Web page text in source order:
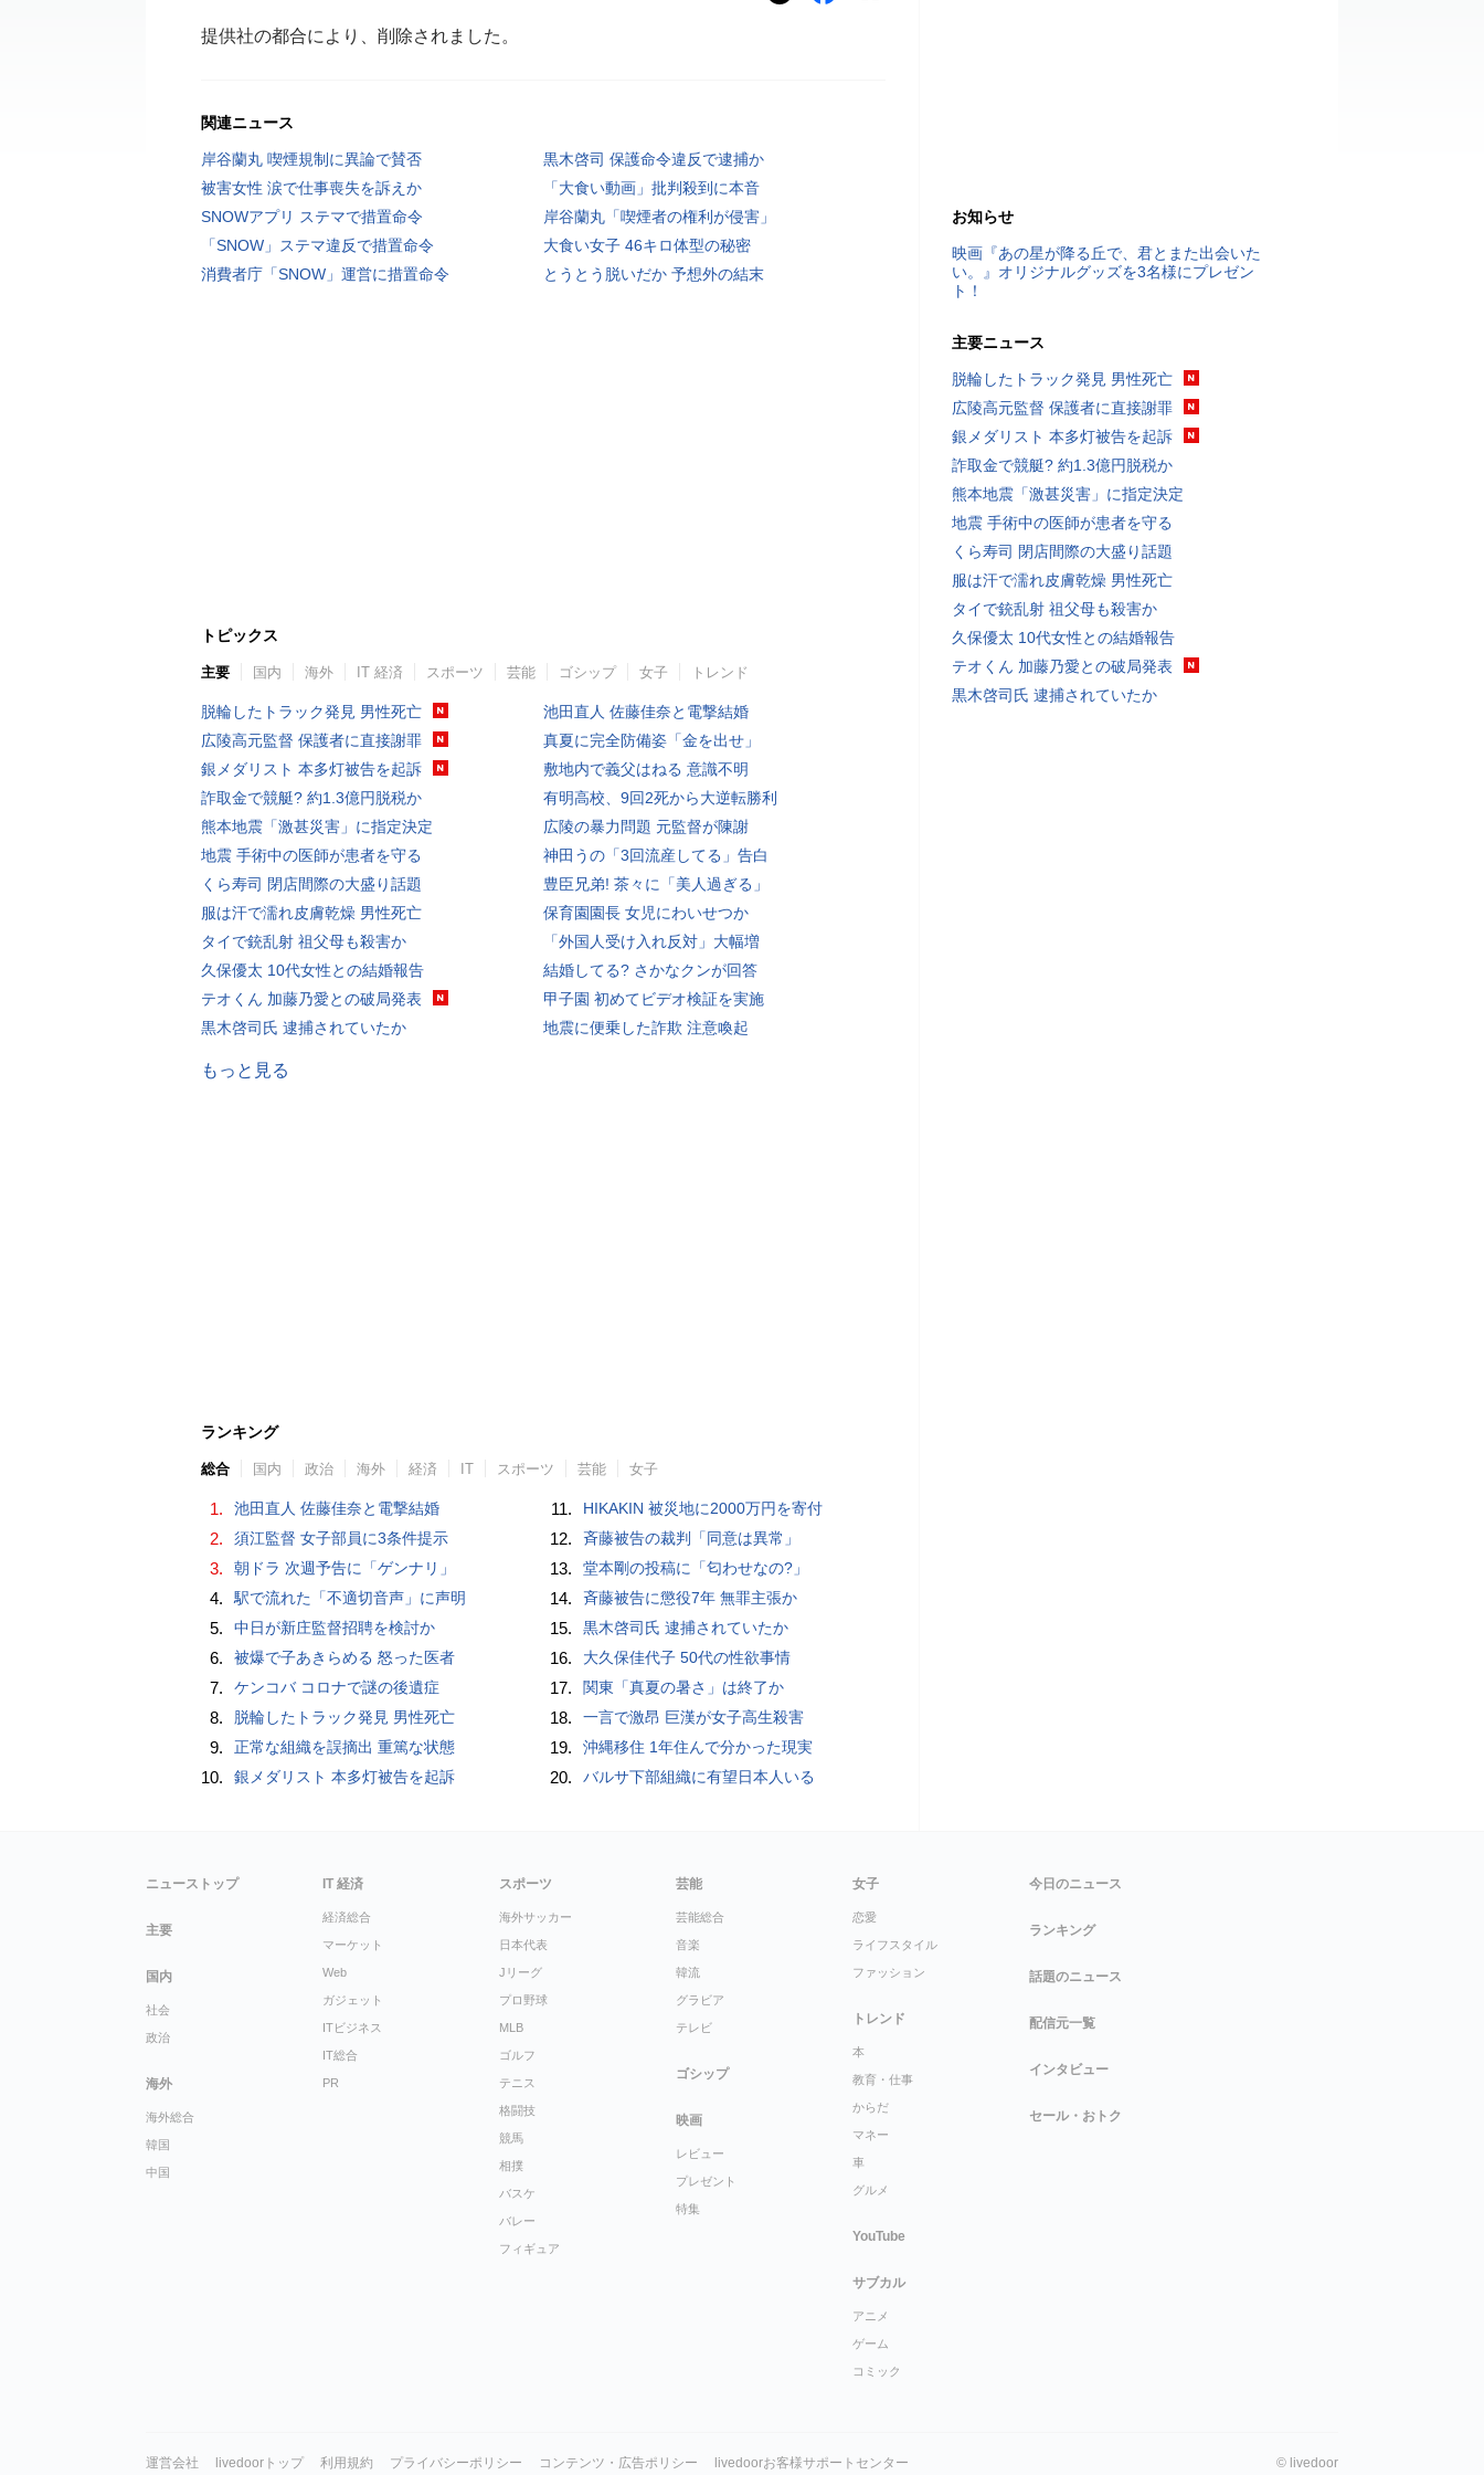
提供社の都合により、削除されました。
関連ニュース
岸谷蘭丸 喫煙規制に異論で賛否
黒木啓司 保護命令違反で逮捕か
被害女性 涙で仕事喪失を訴えか
「大食い動画」批判殺到に本音
SNOWアプリ ステマで措置命令
岸谷蘭丸「喫煙者の権利が侵害」
「SNOW」ステマ違反で措置命令
大食い女子 46キロ体型の秘密
消費者庁「SNOW」運営に措置命令
とうとう脱いだか 予想外の結末
トピックス
主要 国内 海外 IT 経済 スポーツ 芸能 ゴシップ 女子 トレンド
脱輪したトラック発見 男性死亡
広陵高元監督 保護者に直接謝罪
銀メダリスト 本多灯被告を起訴
詐取金で競艇? 約1.3億円脱税か
熊本地震「激甚災害」に指定決定
地震 手術中の医師が患者を守る
くら寿司 閉店間際の大盛り話題
服は汗で濡れ皮膚乾燥 男性死亡
タイで銃乱射 祖父母も殺害か
久保優太 10代女性との結婚報告
テオくん 加藤乃愛との破局発表
黒木啓司氏 逮捕されていたか
池田直人 佐藤佳奈と電撃結婚
真夏に完全防備姿「金を出せ」
敷地内で義父はねる 意識不明
有明高校、9回2死から大逆転勝利
広陵の暴力問題 元監督が陳謝
神田うの「3回流産してる」告白
豊臣兄弟! 茶々に「美人過ぎる」
保育園園長 女児にわいせつか
「外国人受け入れ反対」大幅増
結婚してる? さかなクンが回答
甲子園 初めてビデオ検証を実施
地震に便乗した詐欺 注意喚起
もっと見る
ランキング
総合 国内 政治 海外 経済 IT スポーツ 芸能 女子
1. 池田直人 佐藤佳奈と電撃結婚
2. 須江監督 女子部員に3条件提示
3. 朝ドラ 次週予告に「ゲンナリ」
4. 駅で流れた「不適切音声」に声明
5. 中日が新庄監督招聘を検討か
6. 被爆で子あきらめる 怒った医者
7. ケンコバ コロナで謎の後遺症
8. 脱輪したトラック発見 男性死亡
9. 正常な組織を誤摘出 重篤な状態
10. 銀メダリスト 本多灯被告を起訴
11. HIKAKIN 被災地に2000万円を寄付
12. 斉藤被告の裁判「同意は異常」
13. 堂本剛の投稿に「匂わせなの?」
14. 斉藤被告に懲役7年 無罪主張か
15. 黒木啓司氏 逮捕されていたか
16. 大久保佳代子 50代の性欲事情
17. 関東「真夏の暑さ」は終了か
18. 一言で激昂 巨漢が女子高生殺害
19. 沖縄移住 1年住んで分かった現実
20. バルサ下部組織に有望日本人いる
お知らせ
映画『あの星が降る丘で、君とまた出会いた
い。』オリジナルグッズを3名様にプレゼン
ト！
主要ニュース
脱輪したトラック発見 男性死亡
広陵高元監督 保護者に直接謝罪
銀メダリスト 本多灯被告を起訴
詐取金で競艇? 約1.3億円脱税か
熊本地震「激甚災害」に指定決定
地震 手術中の医師が患者を守る
くら寿司 閉店間際の大盛り話題
服は汗で濡れ皮膚乾燥 男性死亡
タイで銃乱射 祖父母も殺害か
久保優太 10代女性との結婚報告
テオくん 加藤乃愛との破局発表
黒木啓司氏 逮捕されていたか
ニューストップ
主要
国内
社会
政治
海外
海外総合
韓国
中国
IT 経済
経済総合
マーケット
Web
ガジェット
ITビジネス
IT総合
PR
スポーツ
海外サッカー
日本代表
Jリーグ
プロ野球
MLB
ゴルフ
テニス
格闘技
競馬
相撲
バスケ
バレー
フィギュア
芸能
芸能総合
音楽
韓流
グラビア
テレビ
ゴシップ
映画
レビュー
プレゼント
特集
女子
恋愛
ライフスタイル
ファッション
トレンド
本
教育・仕事
からだ
マネー
車
グルメ
YouTube
サブカル
アニメ
ゲーム
コミック
今日のニュース
ランキング
話題のニュース
配信元一覧
インタビュー
セール・おトク
運営会社 livedoorトップ 利用規約 プライバシーポリシー コンテンツ・広告ポリシー livedoorお客様サポートセンター © livedoor